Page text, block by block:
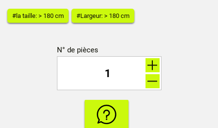
#la taille: > 180 cm #Largeur: > 180 cm
N° de pièces